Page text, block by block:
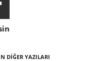
DİĞER YAZILARI